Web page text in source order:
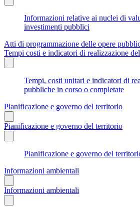
Informazioni relative ai nuclei di
investimenti pubblici
Atti di programmazione delle opere
Tempi costi e indicatori di realizzazione
Tempi, costi unitari e indicatori di
pubbliche in corso o completate
Pianificazione e governo del territorio
Pianificazione e governo del territorio
Pianificazione e governo del
Informazioni ambientali
Informazioni ambientali